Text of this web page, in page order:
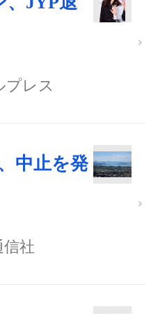
プレス
中止を発
信社